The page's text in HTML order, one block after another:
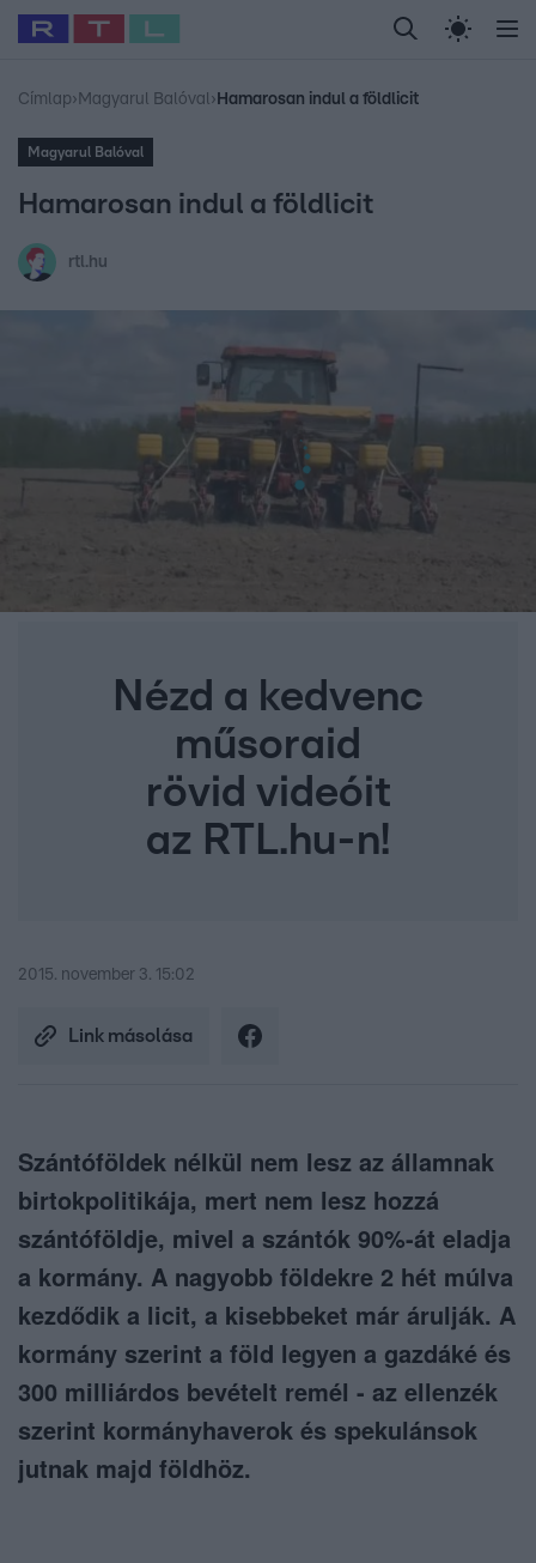
Legfrissebb RTL Híradó Randi Celeb vagyok,
Babits Marcella Most Wanted Gallusz
Címlap› Magyarul Balóval› Hamarosan indul a földlicit
Magyarul Balóval
Hamarosan indul a földlicit
rtl.hu
Nézd a kedvenc
műsoraid
rövid videóit
az RTL.hu-n!
2015. november 3. 15:02
Link másolása
Szántóföldek nélkül nem lesz az államnak
birtokpolitikája, mert nem lesz hozzá
szántóföldje, mivel a szántók 90%-át eladja
a kormány. A nagyobb földekre 2 hét múlva
kezdődik a licit, a kisebbeket már árulják. A
kormány szerint a föld legyen a gazdáké és
300 milliárdos bevételt remél - az ellenzék
szerint kormányhaverok és spekulánsok
jutnak majd földhöz.